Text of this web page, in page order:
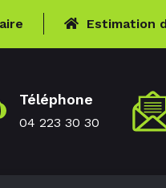
Estimation
Téléphone
04 223 30 30